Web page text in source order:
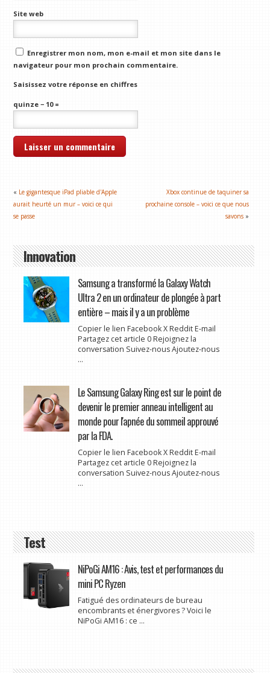
Site web
Enregistrer mon nom, mon e-mail et mon site dans le
navigateur pour mon prochain commentaire.
Saisissez votre réponse en chiffres
quinze − 10 =
« Le gigantesque iPad pliable d'Apple
aurait heurté un mur – voici ce qui
se passe
Xbox continue de taquiner sa
prochaine console – voici ce que nous
savons »
Innovation
Samsung a transformé la Galaxy Watch
Ultra 2 en un ordinateur de plongée à part
entière – mais il y a un problème
Copier le lien Facebook X Reddit E-mail
Partagez cet article 0 Rejoignez la
conversation Suivez-nous Ajoutez-nous
...
Le Samsung Galaxy Ring est sur le point de
devenir le premier anneau intelligent au
monde pour l'apnée du sommeil approuvé
par la FDA.
Copier le lien Facebook X Reddit E-mail
Partagez cet article 0 Rejoignez la
conversation Suivez-nous Ajoutez-nous
...
Test
NiPoGi AM16 : Avis, test et performances du
mini PC Ryzen
Fatigué des ordinateurs de bureau
encombrants et énergivores ? Voici le
NiPoGi AM16 : ce ...